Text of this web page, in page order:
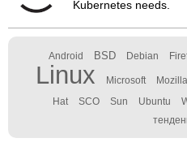
Kubernetes needs.
Android BSD Debian
Linux Microsoft Mozilla
Hat SCO Sun Ubuntu